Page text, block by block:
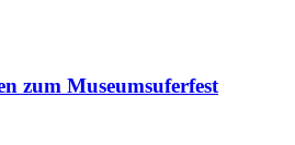
zum Museumsuferfest